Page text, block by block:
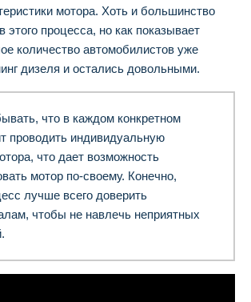
мотора. Хоть и большинство
этого процесса, но как показывает
количество автомобилистов уже
дизеля и остались довольными.
что в каждом конкретном
проводить индивидуальную
что дает возможность
мотор по-своему. Конечно,
лучше всего доверить
чтобы не навлечь неприятных